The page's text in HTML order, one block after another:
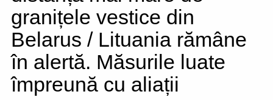
granițele vestice din
Belarus / Lituania rămâne
în alertă. Măsurile luate
împreună cu aliații